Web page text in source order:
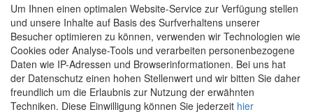
Um Ihnen einen optimalen Website-Service zur Verfügung stellen
und unsere Inhalte auf Basis des Surfverhaltens unserer
Besucher optimieren zu können, verwenden wir Technologien wie
Cookies oder Analyse-Tools und verarbeiten personenbezogene
Daten wie IP-Adressen und Browserinformationen. Bei uns hat
der Datenschutz einen hohen Stellenwert und wir bitten Sie daher
freundlich um die Erlaubnis zur Nutzung der erwähnten
Techniken. Diese Einwilligung können Sie jederzeit hier